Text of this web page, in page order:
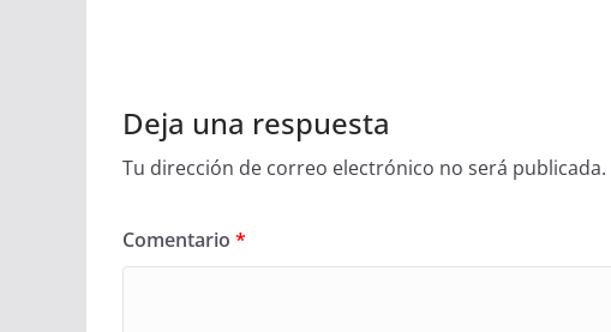
Deja una respuesta
Tu dirección de correo electrónico no será publicada.
Comentario *